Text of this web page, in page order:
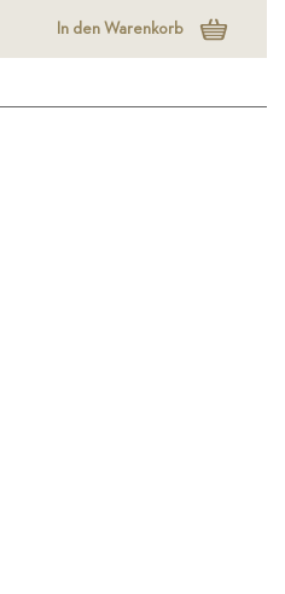
In den Warenkorb